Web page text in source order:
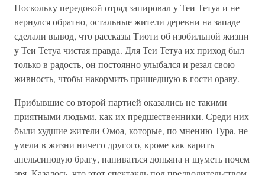
Поскольку передовой отряд запировал у Теи Тетуа и не
вернулся обратно, остальные жители деревни на западе
сделали вывод, что рассказы Тиоти об изобильной жизни
у Теи Тетуа чистая правда. Для Теи Тетуа их приход был
только в радость, он постоянно улыбался и резал свою
живность, чтобы накормить пришедшую в гости ораву.
Прибывшие со второй партией оказались не такими
приятными людьми, как их предшественники. Среди них
были худшие жители Омоа, которые, по мнению Тура, не
умели в жизни ничего другого, кроме как варить
апельсиновую брагу, напиваться допьяна и шуметь почем